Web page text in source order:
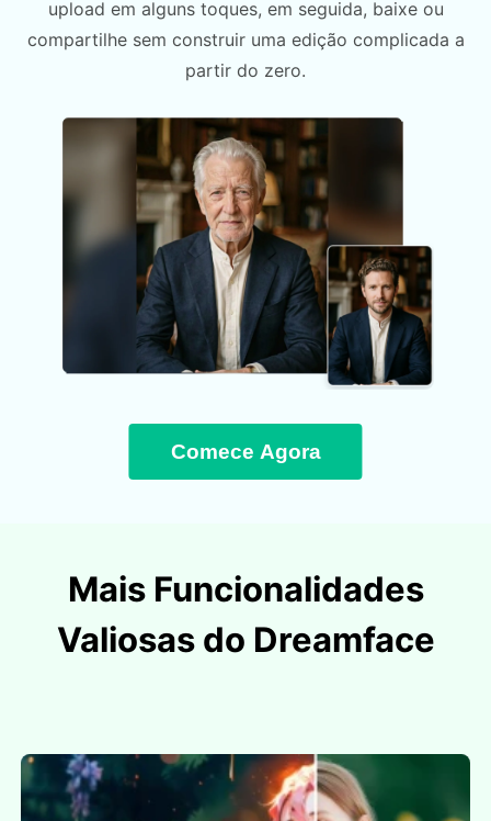
upload em alguns toques, em seguida, baixe ou
compartilhe sem construir uma edição complicada a
partir do zero.
Comece Agora
Mais Funcionalidades
Valiosas do Dreamface